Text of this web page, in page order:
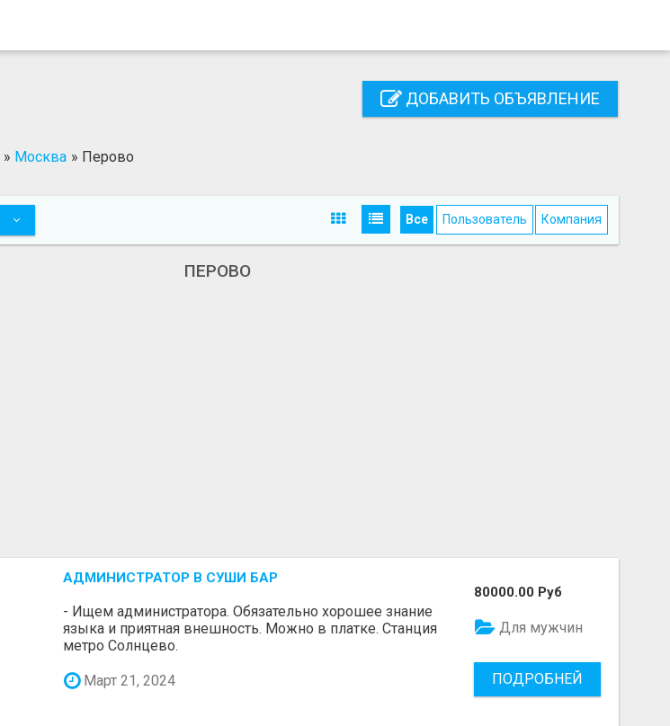
ДОБАВИТЬ ОБЪЯВЛЕНИЕ
» Москва » Перово
Все Пользователь Компания
ПЕРОВО
АДМИНИСТРАТОР В СУШИ БАР
- Ищем администратора. Обязательно хорошее знание
языка и приятная внешность. Можно в платке. Станция
метро Солнцево.
Март 21, 2024
80000.00 Руб
Для мужчин
ПОДРОБНЕЙ